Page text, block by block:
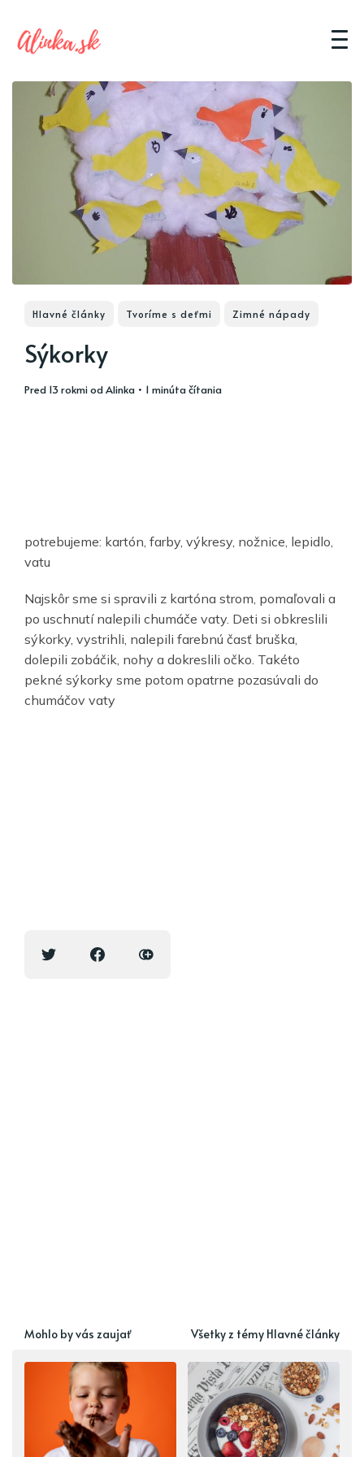
Hlavné články Tvoríme s deťmi Zimné nápady
Sýkorky
pred 13 rokmiodAlinka • 1 minúta čítania
potrebujeme: kartón, farby, výkresy, nožnice, lepidlo,
vatu
Najskôr sme si spravili z kartóna strom, pomaľovali a
po uschnutí nalepili chumáče vaty. Deti si obkreslili
sýkorky, vystrihli, nalepili farebnú časť bruška,
dolepili zobáčik, nohy a dokreslili očko. Takéto
pekné sýkorky sme potom opatrne pozasúvali do
chumáčov vaty
Mohlo by vás zaujať Všetky z témy Hlavné články